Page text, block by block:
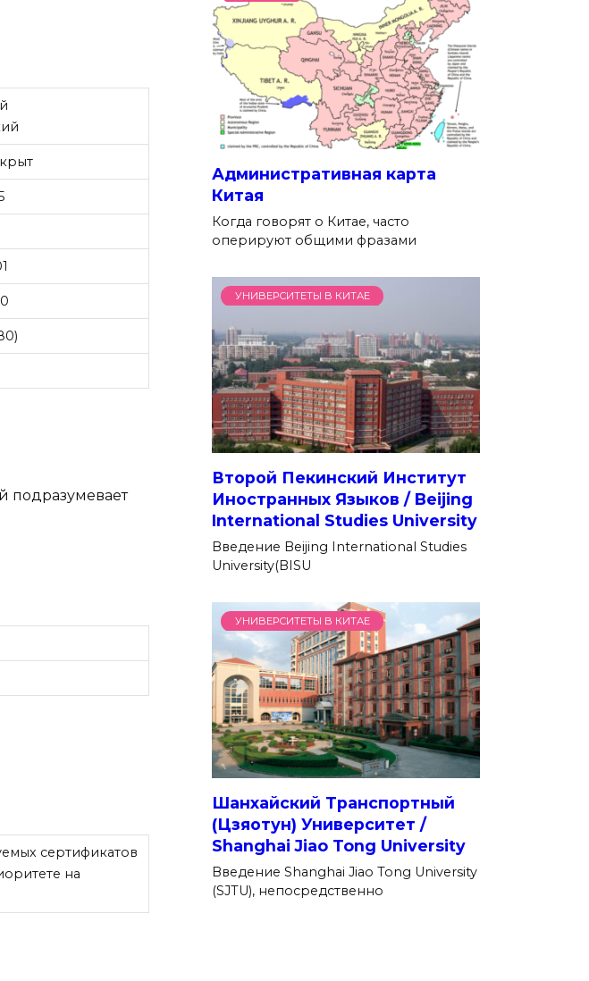
подразумевает
сертификатов
на
Административная карта
Китая
Когда говорят о Китае, часто
оперируют общими фразами
УНИВЕРСИТЕТЫ В КИТАЕ
Второй Пекинский Институт
Иностранных Языков / Beijing
International Studies University
Введение Beijing International Studies
University(BISU
УНИВЕРСИТЕТЫ В КИТАЕ
Шанхайский Транспортный
(Цзяотун) Университет /
Shanghai Jiao Tong University
Введение Shanghai Jiao Tong University
(SJTU), непосредственно